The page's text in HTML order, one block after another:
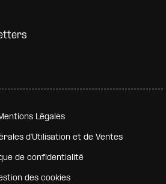
Légales
d'Utilisation et de Ventes
de confidentialité
des cookies